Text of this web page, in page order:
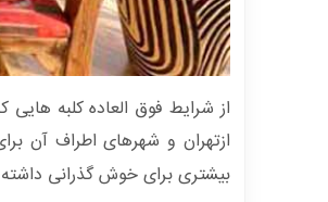
از شرایط فوق العاده کلبه
ازتهران و شهرهای اطراف آن
بیشتری برای خوش گذرانی